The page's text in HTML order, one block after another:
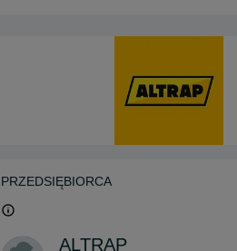
PRZEDSIĘBIORCA
ALTRAP